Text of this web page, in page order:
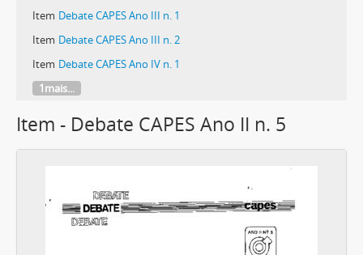
Item Debate CAPES Ano III n. 1
Item Debate CAPES Ano III n. 2
Item Debate CAPES Ano IV n. 1
1mais...
Item - Debate CAPES Ano II n. 5